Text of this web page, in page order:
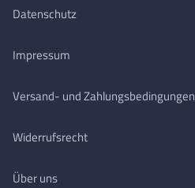
Datenschutz
Impressum
Versand- und Zahlungsbedingungen
Widerrufsrecht
Über uns